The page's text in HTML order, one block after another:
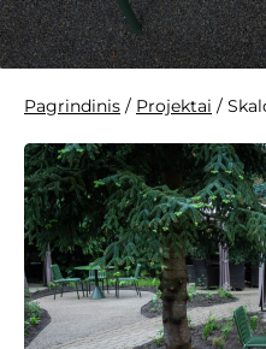
Pagrindinis / Projektai /